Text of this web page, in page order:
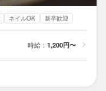
ネイルOK 新卒歓迎
時給： 1,200円〜